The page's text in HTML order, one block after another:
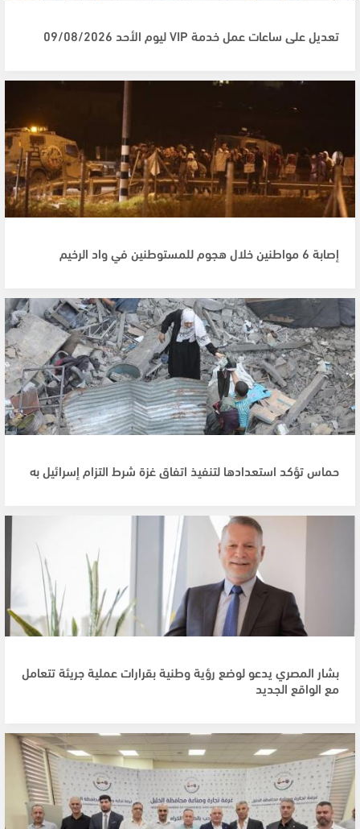
تعديل على ساعات عمل خدمة VIP ليوم الأحد 09/08/2026
إصابة 6 مواطنين خلال هجوم للمستوطنين في واد الرخيم
حماس تؤكد استعدادها لتنفيذ اتفاق غزة شرط التزام إسرائيل به
بشار المصري يدعو لوضع رؤية وطنية بقرارات عملية جريئة تتعامل
مع الواقع الجديد